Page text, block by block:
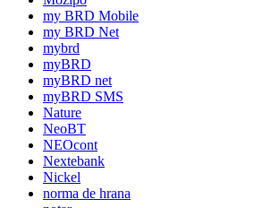
my BRD Mobile
my BRD Net
mybrd
myBRD
myBRD net
myBRD SMS
Nature
NeoBT
NEOcont
Nextebank
Nickel
norma de hrana